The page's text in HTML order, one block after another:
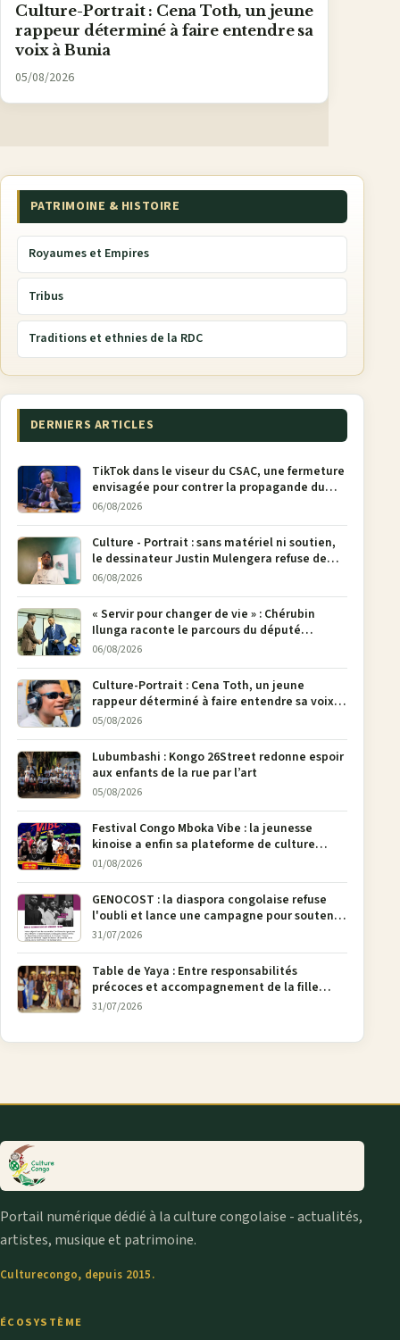
Culture-Portrait : Cena Toth, un jeune
rappeur déterminé à faire entendre sa
voix à Bunia
05/08/2026
PATRIMOINE & HISTOIRE
Royaumes et Empires
Tribus
Traditions et ethnies de la RDC
DERNIERS ARTICLES
TikTok dans le viseur du CSAC, une fermeture
envisagée pour contrer la propagande du
M23
06/08/2026
Culture - Portrait : sans matériel ni soutien,
le dessinateur Justin Mulengera refuse de
poser son crayon
06/08/2026
« Servir pour changer de vie » : Chérubin
Ilunga raconte le parcours du député
national Jethro Muyombi Tshimbu en 137
06/08/2026
Culture-Portrait : Cena Toth, un jeune
rappeur déterminé à faire entendre sa voix à
Bunia
05/08/2026
Lubumbashi : Kongo 26Street redonne espoir
aux enfants de la rue par l’art
05/08/2026
Festival Congo Mboka Vibe : la jeunesse
kinoise a enfin sa plateforme de culture
urbaine
01/08/2026
GENOCOST : la diaspora congolaise refuse
l'oubli et lance une campagne pour soutenir
la pétition FONAREV depuis Bruxelles
31/07/2026
Table de Yaya : Entre responsabilités
précoces et accompagnement de la fille
aînée, la diaspora en débat
31/07/2026
Portail numérique dédié à la culture congolaise - actualités,
artistes, musique et patrimoine.
Culturecongo, depuis 2015.
ÉCOSYSTÈME